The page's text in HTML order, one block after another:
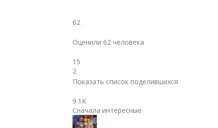
62
Оценили 62 человека
15
2
Показать список поделившихся
9.1K
Сначала интересные